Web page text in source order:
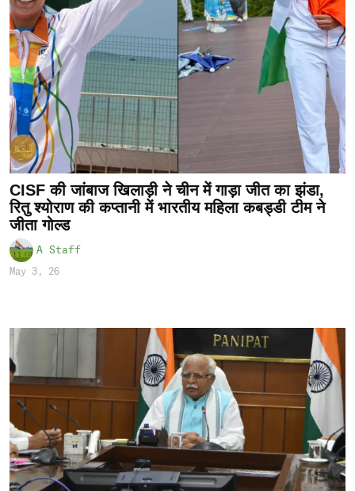
CISF की जांबाज खिलाड़ी ने चीन में गाड़ा जीत का झंडा,
रितु श्योराण की कप्तानी में भारतीय महिला कबड्डी टीम ने
जीता गोल्ड
A Staff
May 3, 26